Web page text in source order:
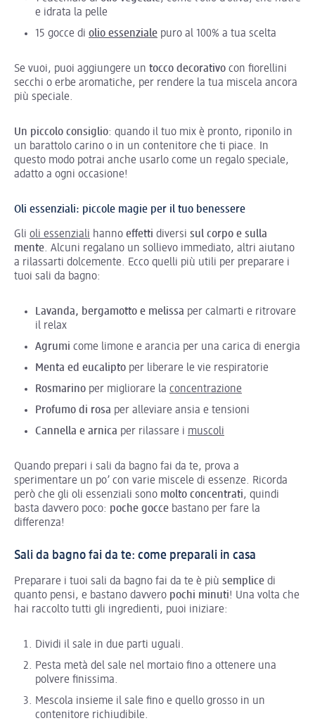
e idrata la pelle
15 gocce di olio essenziale puro al 100% a tua scelta
Se vuoi, puoi aggiungere un tocco decorativo con fiorellini
secchi o erbe aromatiche, per rendere la tua miscela ancora
più speciale.
Un piccolo consiglio: quando il tuo mix è pronto, riponilo in
un barattolo carino o in un contenitore che ti piace. In
questo modo potrai anche usarlo come un regalo speciale,
adatto a ogni occasione!
Oli essenziali: piccole magie per il tuo benessere
Gli oli essenziali hanno effetti diversi sul corpo e sulla
mente. Alcuni regalano un sollievo immediato, altri aiutano
a rilassarti dolcemente. Ecco quelli più utili per preparare i
tuoi sali da bagno:
Lavanda, bergamotto e melissa per calmarti e ritrovare
il relax
Agrumi come limone e arancia per una carica di energia
Menta ed eucalipto per liberare le vie respiratorie
Rosmarino per migliorare la concentrazione
Profumo di rosa per alleviare ansia e tensioni
Cannella e arnica per rilassare i muscoli
Quando prepari i sali da bagno fai da te, prova a
sperimentare un po’ con varie miscele di essenze. Ricorda
però che gli oli essenziali sono molto concentrati, quindi
basta davvero poco: poche gocce bastano per fare la
differenza!
Sali da bagno fai da te: come preparali in casa
Preparare i tuoi sali da bagno fai da te è più semplice di
quanto pensi, e bastano davvero pochi minuti! Una volta che
hai raccolto tutti gli ingredienti, puoi iniziare:
Dividi il sale in due parti uguali.
Pesta metà del sale nel mortaio fino a ottenere una
polvere finissima.
Mescola insieme il sale fino e quello grosso in un
contenitore richiudibile.